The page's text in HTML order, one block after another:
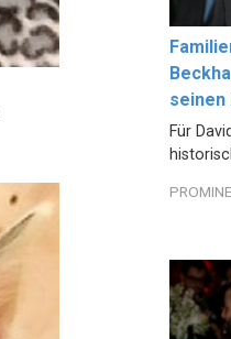
seinen
Für